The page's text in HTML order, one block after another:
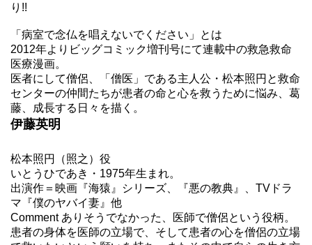
り!!
「病室で念仏を唱えないでください」とは
2012年よりビッグコミック増刊号にて連載中の救急救命
医療漫画。
医者にして僧侶、「僧医」である主人公・松本照円と救命
センターの仲間たちが患者の命と心を救うために悩み、葛
藤、成長する日々を描く。
伊藤英明
松本照円（照之）役
いとうひであき・1975年生まれ。
出演作＝映画『海猿』シリーズ、『悪の教典』、TVドラ
マ『僕のヤバイ妻』他
Comment ありそうでなかった、医師で僧侶という役柄。
患者の身体を医師の立場で、そして患者の心を僧侶の立場